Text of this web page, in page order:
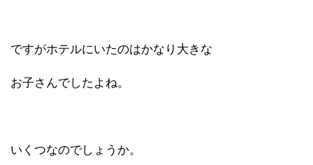
ですがホテルにいたのはかなり大きな
お子さんでしたよね。
いくつなのでしょうか。